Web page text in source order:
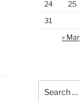
24
25
31
« Mar
for: